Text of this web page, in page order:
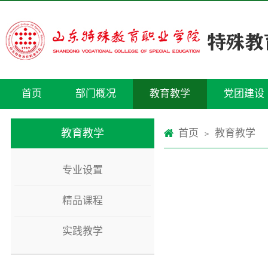
首页 部门概况 教育教学 党团建设
教育教学
专业设置
精品课程
实践教学
首页 > 教育教学